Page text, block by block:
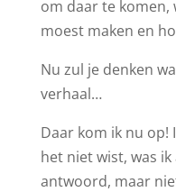
om daar te komen,
moest maken en
Nu zul je denken
verhaal…
Daar kom ik nu op!
het niet wist, was
antwoord, maar